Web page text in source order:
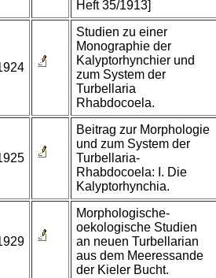
Heft 35/1913]
Studien zu einer
Monographie der
Kalyptorhynchier und
zum System der
Turbellaria
Rhabdocoela.
Beitrag zur Morphologie
und zum System der
Turbellaria-
Rhabdocoela: I. Die
Kalyptorhynchia.
Morphologische-
oekologische Studien
an neuen Turbellarian
aus dem Meeressande
der Kieler Bucht.